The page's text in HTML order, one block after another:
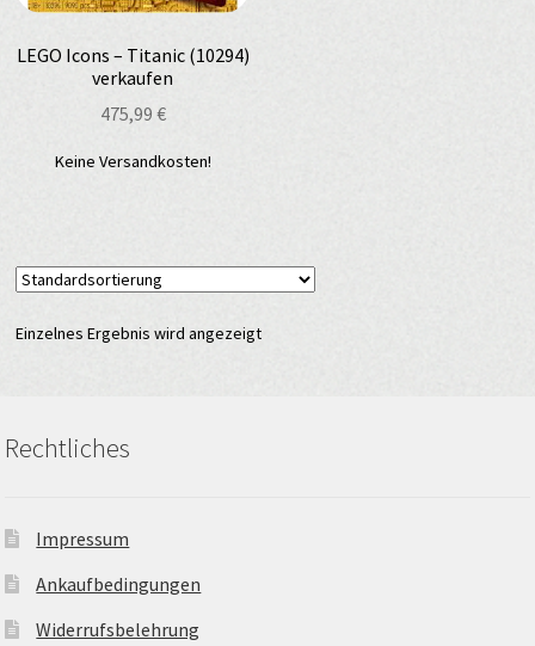
LEGO Icons – Titanic (10294)
verkaufen
475,99 €
Keine Versandkosten!
Einzelnes Ergebnis wird angezeigt
Rechtliches
Impressum
Ankaufbedingungen
Widerrufsbelehrung